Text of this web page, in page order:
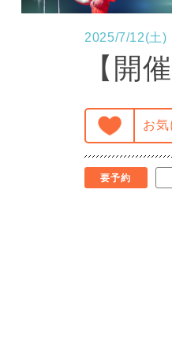
2025/7/12(土)
【開
お
要予約